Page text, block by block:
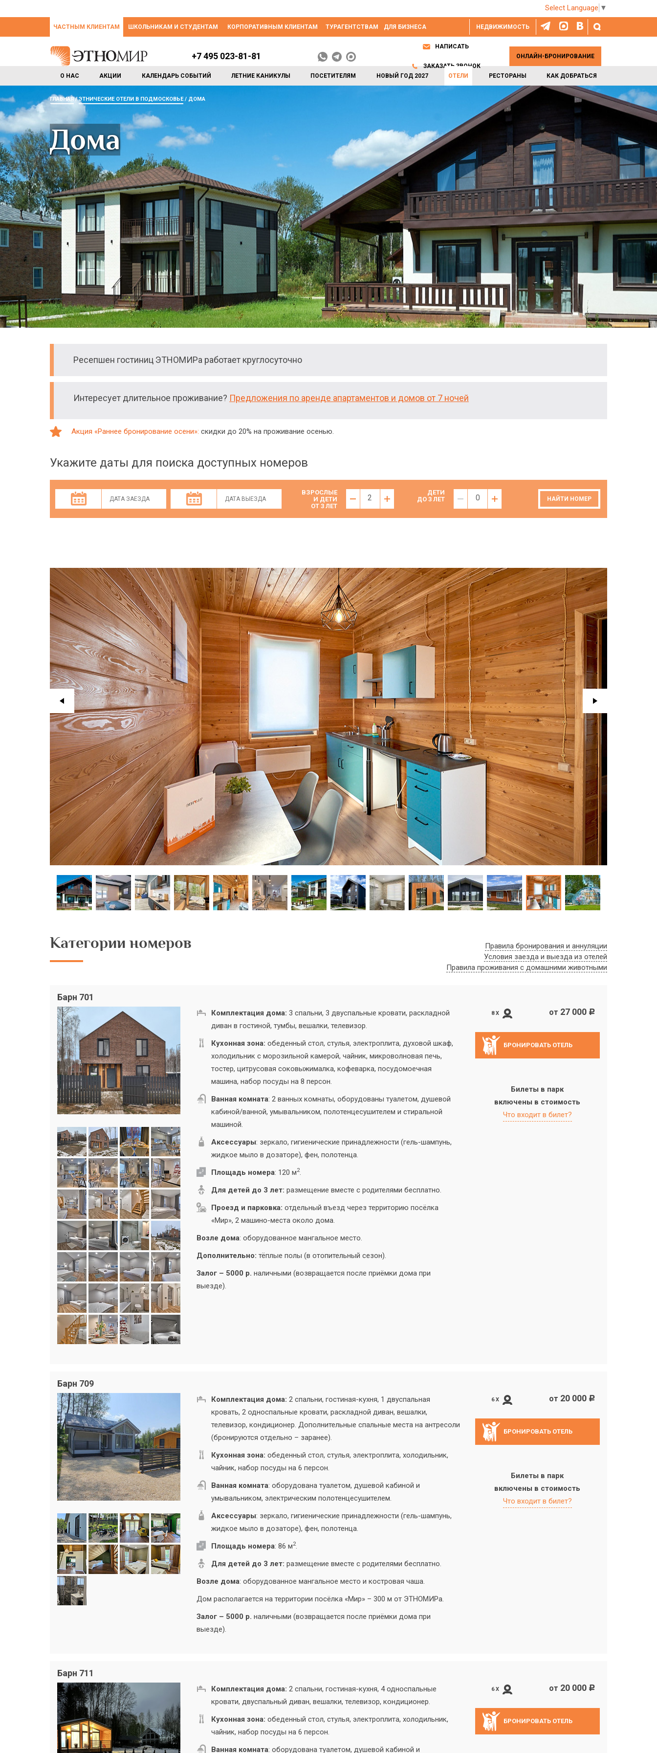
Select Language ▼
НЕДВИЖИМОСТЬ
ЧАСТНЫМ КЛИЕНТАМ ШКОЛЬНИКАМ И СТУДЕНТАМ КОРПОРАТИВНЫМ КЛИЕНТАМ ТУРАГЕНТСТВАМ ДЛЯ БИЗНЕСА
О НАС АКЦИИ КАЛЕНДАРЬ СОБЫТИЙ ЛЕТНИЕ КАНИКУЛЫ ПОСЕТИТЕЛЯМ НОВЫЙ ГОД 2027 ОТЕЛИ РЕСТОРАНЫ КАК ДОБРАТЬСЯ
+7 495 023-81-81
НАПИСАТЬ
ЗАКАЗАТЬ ЗВОНОК
ОНЛАЙН-БРОНИРОВАНИЕ
ГЛАВНАЯ ЭТНИЧЕСКИЕ ОТЕЛИ В ПОДМОСКОВЬЕ ДОМА
Дома
Ресепшен гостиниц ЭТНОМИРа работает круглосуточно
Интересует длительное проживание? Предложения по аренде апартаментов и домов от 7 ночей
Акция «Раннее бронирование осени»: скидки до 20% на проживание осенью.
Укажите даты для поиска доступных номеров
ВЗРОСЛЫЕ
И ДЕТИ
ОТ 3 ЛЕТ
2
ДЕТИ
ДО 3 ЛЕТ
0 НАЙТИ НОМЕР
Правила бронирования и аннуляции
Условия заезда и выезда из отелей
Правила проживания с домашними животными
Категории номеров
Барн 701
Комплектация дома: 3 спальни, 3 двуспальные кровати, раскладной
диван в гостиной, тумбы, вешалки, телевизор.
Кухонная зона: обеденный стол, стулья, электроплита, духовой шкаф,
холодильник с морозильной камерой, чайник, микроволновая печь,
тостер, цитрусовая соковыжималка, кофеварка, посудомоечная
машина, набор посуды на 8 персон.
Ванная комната: 2 ванных комнаты, оборудованы туалетом, душевой
кабиной/ванной, умывальником, полотенцесушителем и стиральной
машиной.
Аксессуары: зеркало, гигиенические принадлежности (гель-шампунь,
жидкое мыло в дозаторе), фен, полотенца.
Площадь номера: 120 м2.
Для детей до 3 лет: размещение вместе с родителями бесплатно.
Проезд и парковка: отдельный въезд через территорию посёлка
«Мир», 2 машино-места около дома.
Возле дома: оборудованное мангальное место.
Дополнительно: тёплые полы (в отопительный сезон).
Залог – 5000 р. наличными (возвращается после приёмки дома при
выезде).
8 X от 27 000 c
БРОНИРОВАТЬ ОТЕЛЬ
Билеты в парк
включены в стоимость
Что входит в билет?
Барн 709
Комплектация дома: 2 спальни, гостиная-кухня, 1 двуспальная
кровать, 2 односпальные кровати, раскладной диван, вешалки,
телевизор, кондиционер. Дополнительные спальные места на антресоли
(бронируются отдельно – заранее).
Кухонная зона: обеденный стол, стулья, электроплита, холодильник,
чайник, набор посуды на 6 персон.
Ванная комната: оборудована туалетом, душевой кабиной и
умывальником, электрическим полотенцесушителем.
Аксессуары: зеркало, гигиенические принадлежности (гель-шампунь,
жидкое мыло в дозаторе), фен, полотенца.
Площадь номера: 86 м2.
Для детей до 3 лет: размещение вместе с родителями бесплатно.
Возле дома: оборудованное мангальное место и костровая чаша.
Дом располагается на территории посёлка «Мир» – 300 м от ЭТНОМИРа.
Залог – 5000 р. наличными (возвращается после приёмки дома при
выезде).
6 X от 20 000 c
БРОНИРОВАТЬ ОТЕЛЬ
Билеты в парк
включены в стоимость
Что входит в билет?
Барн 711
Комплектация дома: 2 спальни, гостиная-кухня, 4 односпальные
кровати, двуспальный диван, вешалки, телевизор, кондиционер.
Кухонная зона: обеденный стол, стулья, электроплита, холодильник,
чайник, набор посуды на 6 персон.
Ванная комната: оборудована туалетом, душевой кабиной и
6 X от 20 000 c
БРОНИРОВАТЬ ОТЕЛЬ